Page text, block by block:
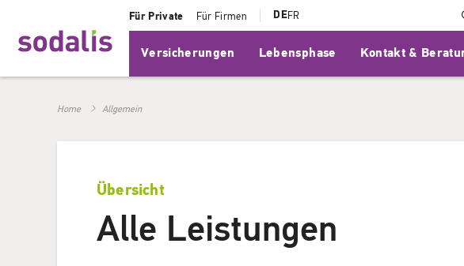
Für Private Für Firmen DEFR
Versicherungen Lebensphase Kontakt &
Home Allgemein
Übersicht
Alle Leistungen